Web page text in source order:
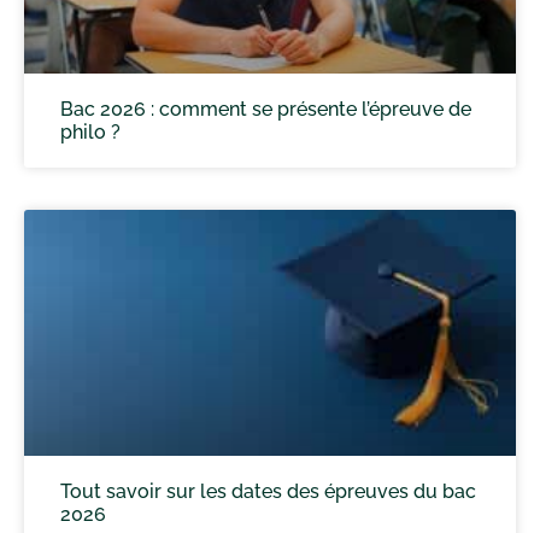
Bac 2026 : comment se présente l’épreuve de
philo ?
Tout savoir sur les dates des épreuves du bac
2026